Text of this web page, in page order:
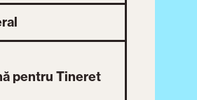
pentru Tineret